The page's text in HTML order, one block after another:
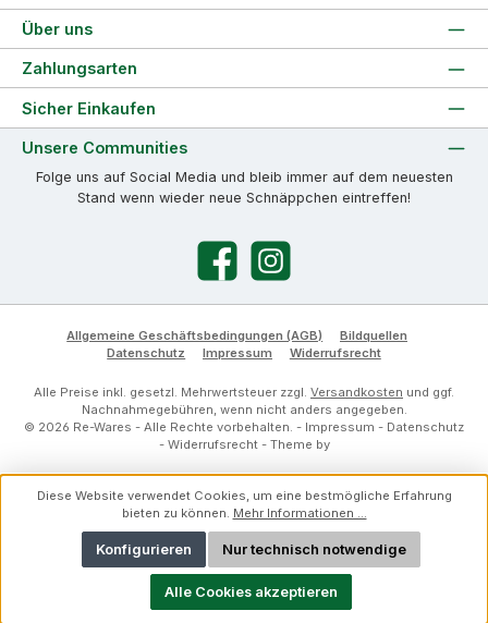
Über uns
Zahlungsarten
Sicher Einkaufen
Unsere Communities
Folge uns auf Social Media und bleib immer auf dem neuesten
Stand wenn wieder neue Schnäppchen eintreffen!
FacebookInstagram
Allgemeine Geschäftsbedingungen (AGB)
Bildquellen
Datenschutz
Impressum Widerrufsrecht
Alle Preise inkl. gesetzl. Mehrwertsteuer zzgl. Versandkosten und ggf.
Nachnahmegebühren, wenn nicht anders angegeben.
© 2026 Re-Wares - Alle Rechte vorbehalten. - Impressum - Datenschutz
- Widerrufsrecht- Theme by
Diese Website verwendet Cookies, um eine bestmögliche Erfahrung
bieten zu können. Mehr Informationen ...
Nur technisch notwendige
Konfigurieren
Alle Cookies akzeptieren